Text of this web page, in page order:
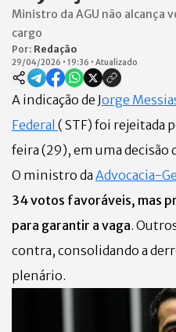
Ministro da AGU não alcança
cargo
Por: Redação
29/04/2026 • 19:36 • Atualizado
A indicação de Jorge
Federal ( STF) foi rejeitada
feira (29), em uma decisão
O ministro da Advocacia-
34 votos favoráveis, mas
para garantir a vaga.
contra, consolidando a
plenário.